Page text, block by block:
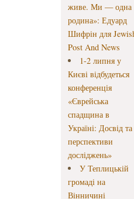
живе. Ми — одна
родина»: Едуард
Шифрін для
Post And News
1-2 липня у
Києві відбудеться
конференція
«Єврейська
спадщина в
Україні: Досвід та
перспективи
досліджень»
У Теплицькій
громаді на
Вінничині